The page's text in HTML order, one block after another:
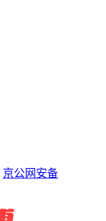
京公网安备